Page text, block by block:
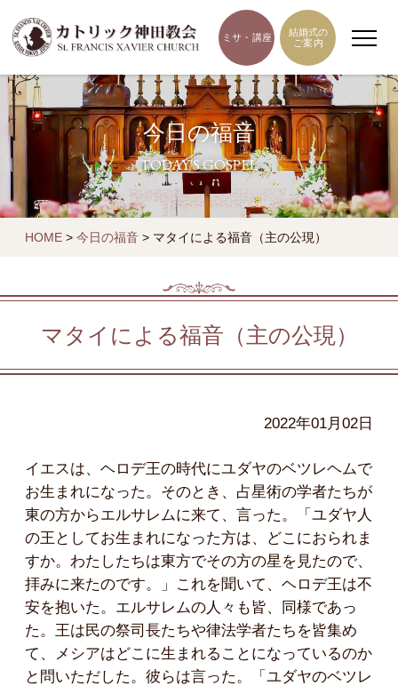
ミサ・講座
結婚式の
ご案内
今日の福音
TODAY'S GOSPEL
HOME > 今日の福音 > マタイによる福音（主の公現）
マタイによる福音（主の公現）
2022年01月02日
イエスは、ヘロデ王の時代にユダヤのベツレヘムで
お生まれになった。そのとき、占星術の学者たちが
東の方からエルサレムに来て、言った。「ユダヤ人
の王としてお生まれになった方は、どこにおられま
すか。わたしたちは東方でその方の星を見たので、
拝みに来たのです。」これを聞いて、ヘロデ王は不
安を抱いた。エルサレムの人々も皆、同様であっ
た。王は民の祭司長たちや律法学者たちを皆集め
て、メシアはどこに生まれることになっているのか
と問いただした。彼らは言った。「ユダヤのベツレ